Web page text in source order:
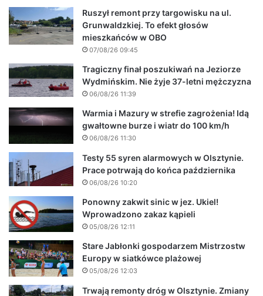
Ruszył remont przy targowisku na ul.
Grunwaldzkiej. To efekt głosów
mieszkańców w OBO
07/08/26 09:45
Tragiczny finał poszukiwań na Jeziorze
Wydmińskim. Nie żyje 37-letni mężczyzna
06/08/26 11:39
Warmia i Mazury w strefie zagrożenia! Idą
gwałtowne burze i wiatr do 100 km/h
06/08/26 11:30
Testy 55 syren alarmowych w Olsztynie.
Prace potrwają do końca października
06/08/26 10:20
Ponowny zakwit sinic w jez. Ukiel!
Wprowadzono zakaz kąpieli
05/08/26 12:11
Stare Jabłonki gospodarzem Mistrzostw
Europy w siatkówce plażowej
05/08/26 12:03
Trwają remonty dróg w Olsztynie. Zmiany